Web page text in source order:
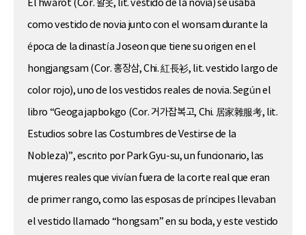
El hwarot (Cor. 활옷, lit. vestido de la novia) se usaba
como vestido de novia junto con el wonsam durante la
época de la dinastía Joseon que tiene su origen en el
hongjangsam (Cor. 홍장삼, Chi. 紅長衫, lit. vestido largo de
color rojo), uno de los vestidos reales de novia. Según el
libro “Geoga japbokgo (Cor. 거가잡복고, Chi. 居家雜服考, lit.
Estudios sobre las Costumbres de Vestirse de la
Nobleza)”, escrito por Park Gyu-su, un funcionario, las
mujeres reales que vivían fuera de la corte real que eran
de primer rango, como las esposas de príncipes llevaban
el vestido llamado “hongsam” en su boda, y este vestido